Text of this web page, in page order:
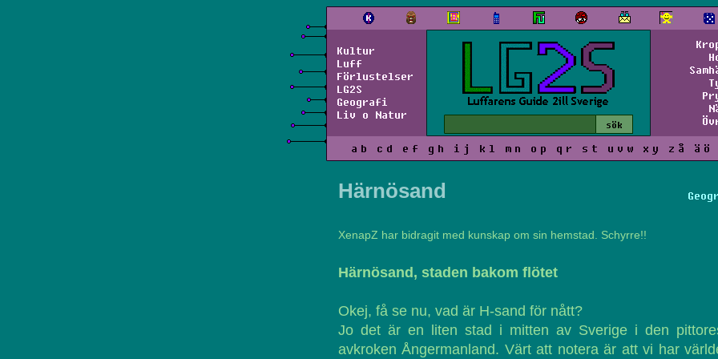
Kultur
Luff
Förlustelser
LG2S
Geografi
Liv o Natur
a b c d e f g h i j k l m n o p q r s t u v w x y z å ä ö
Härnösand
XenapZ har bidragit med kunskap om sin hemstad. Schyrre!!
Härnösand, staden bakom flötet
Okej, få se nu, vad är H-sand för nått?
Jo det är en liten stad i mitten av Sverige i den
avkroken Ångermanland. Värt att notera är att vi har